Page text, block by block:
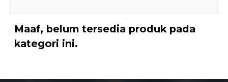
Maaf, belum tersedia produk pada
kategori ini.